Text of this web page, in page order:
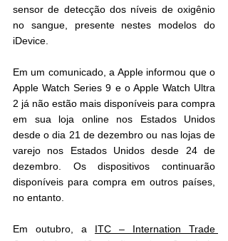
sensor de detecção dos níveis de oxigênio
no sangue, presente nestes modelos do
iDevice.
Em um comunicado, a Apple informou que o
Apple Watch Series 9 e o Apple Watch Ultra
2 já não estão mais disponíveis para compra
em sua loja online nos Estados Unidos
desde o dia 21 de dezembro ou nas lojas de
varejo nos Estados Unidos desde 24 de
dezembro. Os dispositivos continuarão
disponíveis para compra em outros países,
no entanto.
Em outubro, a ITC – Internation Trade